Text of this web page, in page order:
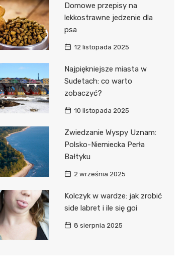
Domowe przepisy na
lekkostrawne jedzenie dla
psa
12 listopada 2025
Najpiękniejsze miasta w
Sudetach: co warto
zobaczyć?
10 listopada 2025
Zwiedzanie Wyspy Uznam:
Polsko-Niemiecka Perła
Bałtyku
2 września 2025
Kolczyk w wardze: jak zrobić
side labret i ile się goi
8 sierpnia 2025